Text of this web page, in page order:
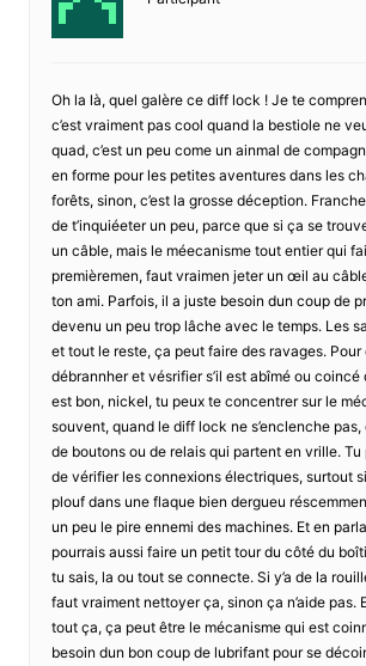
Oh la là, quel galère ce diff lock ! Je te
c’est vraiment pas cool quand la bestiole ne
quad, c’est un peu come un ainmal de
en forme pour les petites aventures dans les
forêts, sinon, c’est la grosse déception.
de t’inquiéeter un peu, parce que si ça se
un câble, mais le méecanisme tout entier qui
premièremen, faut vraimen jeter un œil au
ton ami. Parfois, il a juste besoin dun coup de
devenu un peu trop lâche avec le temps. Les
et tout le reste, ça peut faire des ravages. Pour
débrannher et vésrifier s’il est abîmé ou coincé
est bon, nickel, tu peux te concentrer sur le
souvent, quand le diff lock ne s’enclenche pas,
de boutons ou de relais qui partent en vrille.
de vérifier les connexions électriques, surtout
plouf dans une flaque bien dergueu
un peu le pire ennemi des machines. Et en
pourrais aussi faire un petit tour du côté du
tu sais, la ou tout se connecte. Si y’a de la
faut vraiment nettoyer ça, sinon ça n’aide pas.
tout ça, ça peut être le mécanisme qui est
besoin dun bon coup de lubrifant pour se